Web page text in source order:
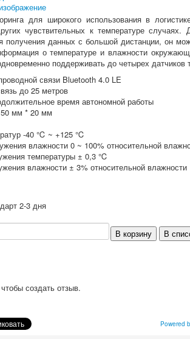
для широкого использования в
чувствительных к температуре случаях.
получения данных с большой дистанции, он
о температуре и влажности
поддерживать до четырех датчиков
связи Bluetooth 4.0 LE
до 25 метров
время автономной работы
мм * 20 мм
-40 ℃ ~ +125 ℃
влажности 0 ~ 100% относительной
температуры ± 0,3 ℃
влажности ± 3% относительной влажности
2-3 дня
создать отзыв.
Powered